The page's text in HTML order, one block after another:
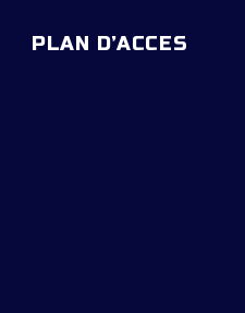
PLAN D’ACCES